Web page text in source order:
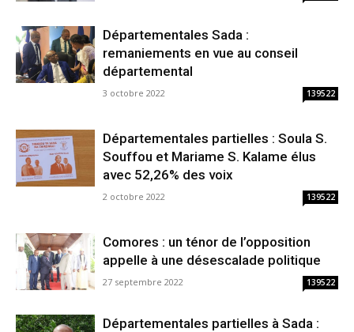
Départementales Sada :
remaniements en vue au conseil
départemental
3 octobre 2022 139522
Départementales partielles : Soula S.
Souffou et Mariame S. Kalame élus
avec 52,26% des voix
2 octobre 2022 139522
Comores : un ténor de l’opposition
appelle à une désescalade politique
27 septembre 2022 139522
Départementales partielles à Sada :